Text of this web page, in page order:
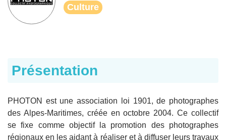
Culture
Présentation
PHOTON est une association loi 1901, de photographes
des Alpes-Maritimes, créée en octobre 2004. Ce collectif
se fixe comme objectif la promotion des photographes
régionaux en les aidant à réaliser et à diffuser leurs travaux